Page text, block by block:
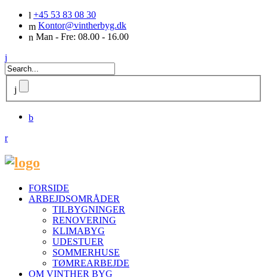
+45 53 83 08 30
Kontor@vintherbyg.dk
Man - Fre: 08.00 - 16.00
FORSIDE
ARBEJDSOMRÅDER
TILBYGNINGER
RENOVERING
KLIMABYG
UDESTUER
SOMMERHUSE
TØMREARBEJDE
OM VINTHER BYG